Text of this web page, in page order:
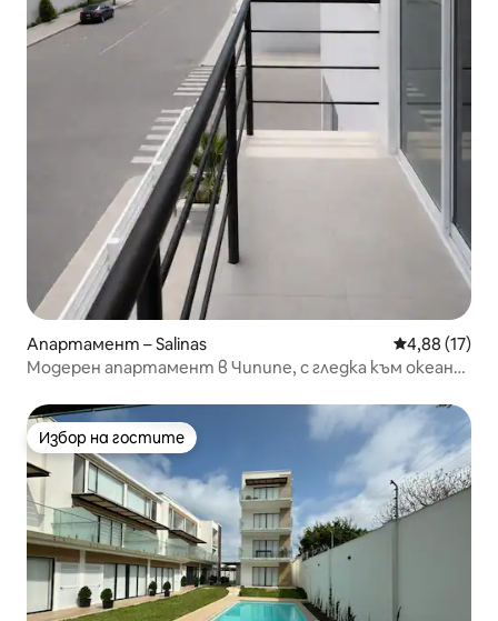
Апартамент – Salinas Средна
4,88 (17)
Модерен апартамент в Чипипе, с гледка към океана
Избор на гостите
Избор на гостите